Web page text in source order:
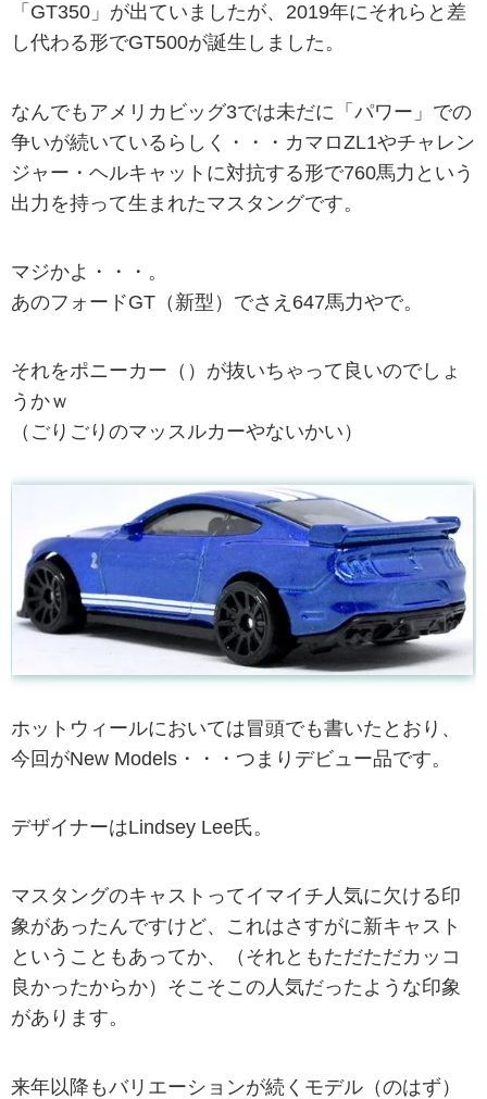
「GT350」が出ていましたが、2019年にそれらと差
し代わる形でGT500が誕生しました。
なんでもアメリカビッグ3では未だに「パワー」での
争いが続いているらしく・・・カマロZL1やチャレン
ジャー・ヘルキャットに対抗する形で760馬力という
出力を持って生まれたマスタングです。
マジかよ・・・。
あのフォードGT（新型）でさえ647馬力やで。
それをポニーカー（）が抜いちゃって良いのでしょ
うかｗ
（ごりごりのマッスルカーやないかい）
ホットウィールにおいては冒頭でも書いたとおり、
今回がNew Models・・・つまりデビュー品です。
デザイナーはLindsey Lee氏。
マスタングのキャストってイマイチ人気に欠ける印
象があったんですけど、これはさすがに新キャスト
ということもあってか、（それともただただカッコ
良かったからか）そこそこの人気だったような印象
があります。
来年以降もバリエーションが続くモデル（のはず）